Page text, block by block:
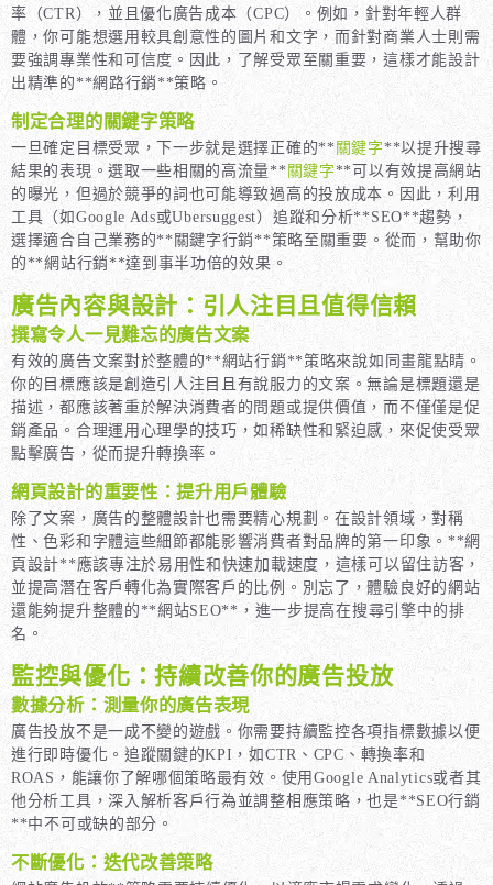
率（CTR），並且優化廣告成本（CPC）。例如，針對年輕人群
體，你可能想選用較具創意性的圖片和文字，而針對商業人士則需
要強調專業性和可信度。因此，了解受眾至關重要，這樣才能設計
出精準的**網路行銷**策略。
制定合理的關鍵字策略
一旦確定目標受眾，下一步就是選擇正確的** 關鍵字**以提升搜尋
結果的表現。選取一些相關的高流量** 關鍵字 **可以有效提高網站
的曝光，但過於競爭的詞也可能導致過高的投放成本。因此，利用
工具（如Google Ads或Ubersuggest）追蹤和分析**SEO**趨勢，
選擇適合自己業務的**關鍵字行銷**策略至關重要。從而，幫助你
的**網站行銷**達到事半功倍的效果。
廣告內容與設計：引人注目且值得信賴
撰寫令人一見難忘的廣告文案
有效的廣告文案對於整體的**網站行銷**策略來說如同畫龍點睛。
你的目標應該是創造引人注目且有說服力的文案。無論是標題還是
描述，都應該著重於解決消費者的問題或提供價值，而不僅僅是促
銷產品。合理運用心理學的技巧，如稀缺性和緊迫感，來促使受眾
點擊廣告，從而提升轉換率。
網頁設計的重要性：提升用戶體驗
除了文案，廣告的整體設計也需要精心規劃。在設計領域，對稱
性、色彩和字體這些細節都能影響消費者對品牌的第一印象。**網
頁設計**應該專注於易用性和快速加載速度，這樣可以留住訪客，
並提高潛在客戶轉化為實際客戶的比例。別忘了，體驗良好的網站
還能夠提升整體的**網站SEO**，進一步提高在搜尋引擎中的排
名。
監控與優化：持續改善你的廣告投放
數據分析：測量你的廣告表現
廣告投放不是一成不變的遊戲。你需要持續監控各項指標數據以便
進行即時優化。追蹤關鍵的KPI，如CTR、CPC、轉換率和
ROAS，能讓你了解哪個策略最有效。使用Google Analytics或者其
他分析工具，深入解析客戶行為並調整相應策略，也是**SEO行銷
**中不可或缺的部分。
不斷優化：迭代改善策略